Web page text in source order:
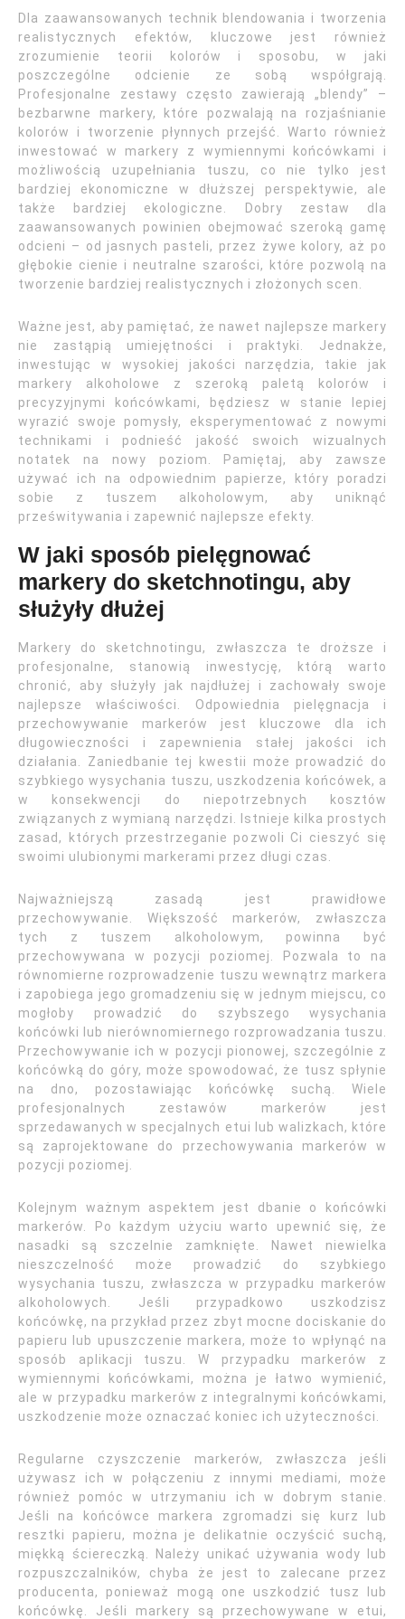
Dla zaawansowanych technik blendowania i tworzenia
realistycznych efektów, kluczowe jest również
zrozumienie teorii kolorów i sposobu, w jaki
poszczególne odcienie ze sobą współgrają.
Profesjonalne zestawy często zawierają „blendy” –
bezbarwne markery, które pozwalają na rozjaśnianie
kolorów i tworzenie płynnych przejść. Warto również
inwestować w markery z wymiennymi końcówkami i
możliwością uzupełniania tuszu, co nie tylko jest
bardziej ekonomiczne w dłuższej perspektywie, ale
także bardziej ekologiczne. Dobry zestaw dla
zaawansowanych powinien obejmować szeroką gamę
odcieni – od jasnych pasteli, przez żywe kolory, aż po
głębokie cienie i neutralne szarości, które pozwolą na
tworzenie bardziej realistycznych i złożonych scen.
Ważne jest, aby pamiętać, że nawet najlepsze markery
nie zastąpią umiejętności i praktyki. Jednakże,
inwestując w wysokiej jakości narzędzia, takie jak
markery alkoholowe z szeroką paletą kolorów i
precyzyjnymi końcówkami, będziesz w stanie lepiej
wyrazić swoje pomysły, eksperymentować z nowymi
technikami i podnieść jakość swoich wizualnych
notatek na nowy poziom. Pamiętaj, aby zawsze
używać ich na odpowiednim papierze, który poradzi
sobie z tuszem alkoholowym, aby uniknąć
prześwitywania i zapewnić najlepsze efekty.
W jaki sposób pielęgnować
markery do sketchnotingu, aby
służyły dłużej
Markery do sketchnotingu, zwłaszcza te droższe i
profesjonalne, stanowią inwestycję, którą warto
chronić, aby służyły jak najdłużej i zachowały swoje
najlepsze właściwości. Odpowiednia pielęgnacja i
przechowywanie markerów jest kluczowe dla ich
długowieczności i zapewnienia stałej jakości ich
działania. Zaniedbanie tej kwestii może prowadzić do
szybkiego wysychania tuszu, uszkodzenia końcówek, a
w konsekwencji do niepotrzebnych kosztów
związanych z wymianą narzędzi. Istnieje kilka prostych
zasad, których przestrzeganie pozwoli Ci cieszyć się
swoimi ulubionymi markerami przez długi czas.
Najważniejszą zasadą jest prawidłowe
przechowywanie. Większość markerów, zwłaszcza
tych z tuszem alkoholowym, powinna być
przechowywana w pozycji poziomej. Pozwala to na
równomierne rozprowadzenie tuszu wewnątrz markera
i zapobiega jego gromadzeniu się w jednym miejscu, co
mogłoby prowadzić do szybszego wysychania
końcówki lub nierównomiernego rozprowadzania tuszu.
Przechowywanie ich w pozycji pionowej, szczególnie z
końcówką do góry, może spowodować, że tusz spłynie
na dno, pozostawiając końcówkę suchą. Wiele
profesjonalnych zestawów markerów jest
sprzedawanych w specjalnych etui lub walizkach, które
są zaprojektowane do przechowywania markerów w
pozycji poziomej.
Kolejnym ważnym aspektem jest dbanie o końcówki
markerów. Po każdym użyciu warto upewnić się, że
nasadki są szczelnie zamknięte. Nawet niewielka
nieszczelność może prowadzić do szybkiego
wysychania tuszu, zwłaszcza w przypadku markerów
alkoholowych. Jeśli przypadkowo uszkodzisz
końcówkę, na przykład przez zbyt mocne dociskanie do
papieru lub upuszczenie markera, może to wpłynąć na
sposób aplikacji tuszu. W przypadku markerów z
wymiennymi końcówkami, można je łatwo wymienić,
ale w przypadku markerów z integralnymi końcówkami,
uszkodzenie może oznaczać koniec ich użyteczności.
Regularne czyszczenie markerów, zwłaszcza jeśli
używasz ich w połączeniu z innymi mediami, może
również pomóc w utrzymaniu ich w dobrym stanie.
Jeśli na końcówce markera zgromadzi się kurz lub
resztki papieru, można je delikatnie oczyścić suchą,
miękką ściereczką. Należy unikać używania wody lub
rozpuszczalników, chyba że jest to zalecane przez
producenta, ponieważ mogą one uszkodzić tusz lub
końcówkę. Jeśli markery są przechowywane w etui,